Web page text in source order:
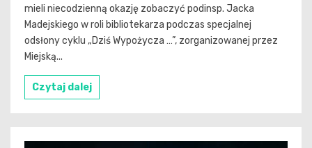
mieli niecodzienną okazję zobaczyć podinsp. Jacka
Madejskiego w roli bibliotekarza podczas specjalnej
odsłony cyklu „Dziś Wypożycza …”, zorganizowanej przez
Miejską...
Czytaj dalej